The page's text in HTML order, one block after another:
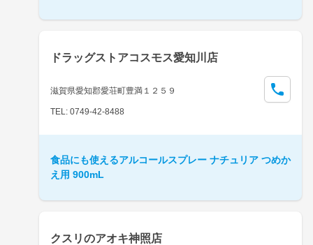
ドラッグストアコスモス愛知川店
滋賀県愛知郡愛荘町豊満１２５９
TEL: 0749-42-8488
食品にも使えるアルコールスプレー ナチュリア つめか
え用 900mL
クスリのアオキ神照店